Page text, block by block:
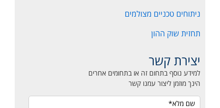
ניתוחים טכניים מצולמים
תחזית שוק ההון
יצירת קשר
למידע נוסף בתחום זה או בתחומים אחרים
הינך מוזמן ליצור עמנו קשר